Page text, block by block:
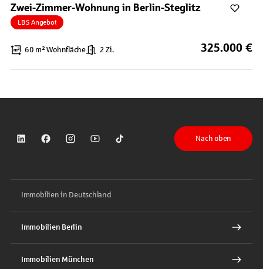
Zwei-Zimmer-Wohnung in Berlin-Steglitz
LBS Angebot
60 m² Wohnfläche 2 Zi. 325.000 €
Sparkasse auf LinkedIn
Sparkasse auf Facebook
Sparkasse auf Instagram
Sparkasse auf YouTube
Sparkasse auf TikTok
Nach oben
Immobilien in Deutschland
Immobilien Berlin
Immobilien München